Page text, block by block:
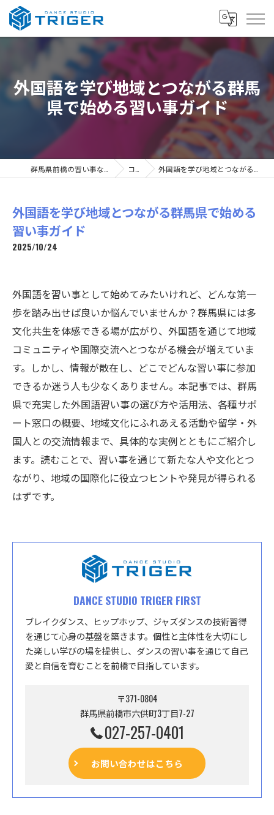
外国語を学び地域とつながる群馬
県で始める習い事ガイド
コラム 外国語を学び地域とつながる群馬県で始める習い事ガイド
外国語を学び地域とつながる群馬県で始める
習い事ガイド
2025/10/24
外国語を習い事として始めてみたいけれど、どんな第一
歩を踏み出せば良いか悩んでいませんか？群馬県には多
文化共生を体感できる場が広がり、外国語を通じて地域
コミュニティや国際交流へとつながる機会が増えていま
す。しかし、情報が散在し、どこでどんな習い事に参加
できるか迷う人も少なくありません。本記事では、群馬
県で充実した外国語習い事の選び方や活用法、各種サポ
ート窓口の概要、地域文化にふれあえる活動や留学・外
国人との交流情報まで、具体的な実例とともにご紹介し
ます。読むことで、習い事を通じて新たな人や文化とつ
ながり、地域の国際化に役立つヒントや発見が得られる
はずです。
DANCE STUDIO TRIGER FIRST
ブレイクダンス、ヒップホップ、ジャズダンスの技術習得
を通じて心身の基盤を築きます。個性と主体性を大切にし
た楽しい学びの場を提供し、ダンスの習い事を通じて自己
愛と自信を育むことを前橋で目指しています。
〒371-0804
群馬県前橋市六供町3丁目7-27
027-257-0401
お問い合わせはこちら